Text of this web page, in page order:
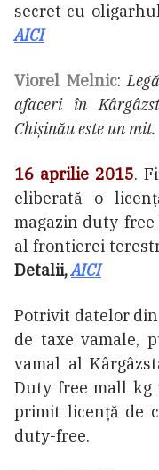
secret cu
AICI
Viorel Melnic:
afaceri în
Chișinău este un mit.
16 aprilie 2015.
eliberată o
magazin duty-
al frontierei
Detalii,AICI
Potrivit datelor
de taxe vamale,
vamal al
Duty free mall kg
primit licență de
duty-free.